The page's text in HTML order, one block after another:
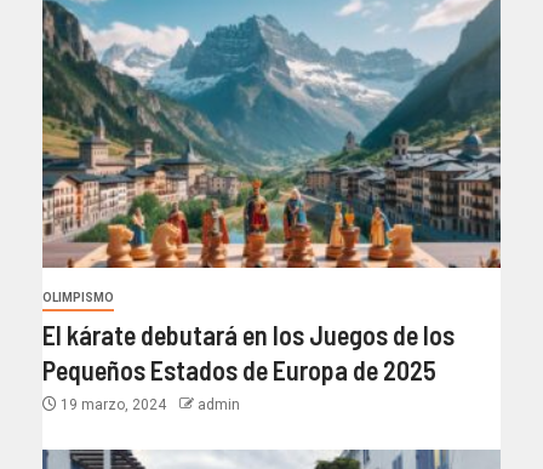
OLIMPISMO
El kárate debutará en los Juegos de los
Pequeños Estados de Europa de 2025
19 marzo, 2024 admin